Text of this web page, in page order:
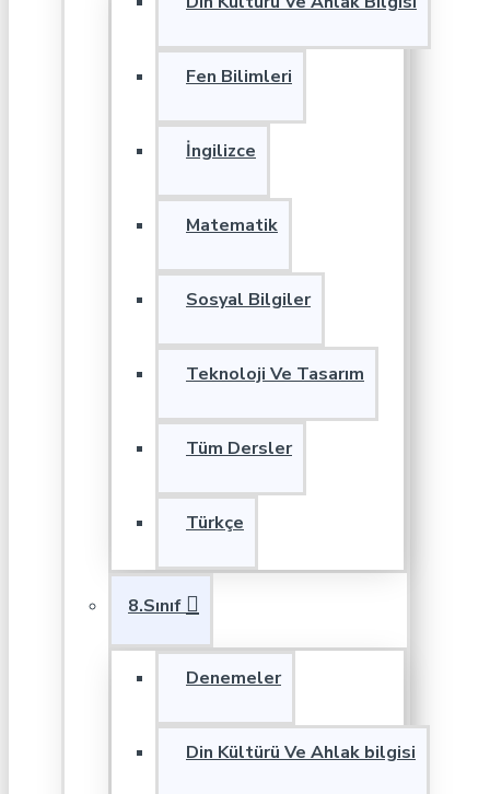
Fen Bilimleri
İngilizce
Matematik
Sosyal Bilgiler
Teknoloji Ve Tasarım
Tüm Dersler
Türkçe
8.Sınıf
Denemeler
Din Kültürü Ve Ahlak bilgisi